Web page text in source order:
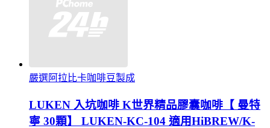
嚴選阿拉比卡咖啡豆製成
LUKEN 入坑咖啡 K世界精品膠囊咖啡【 曼特
寧 30顆】 LUKEN-KC-104 適用HiBREW/K-